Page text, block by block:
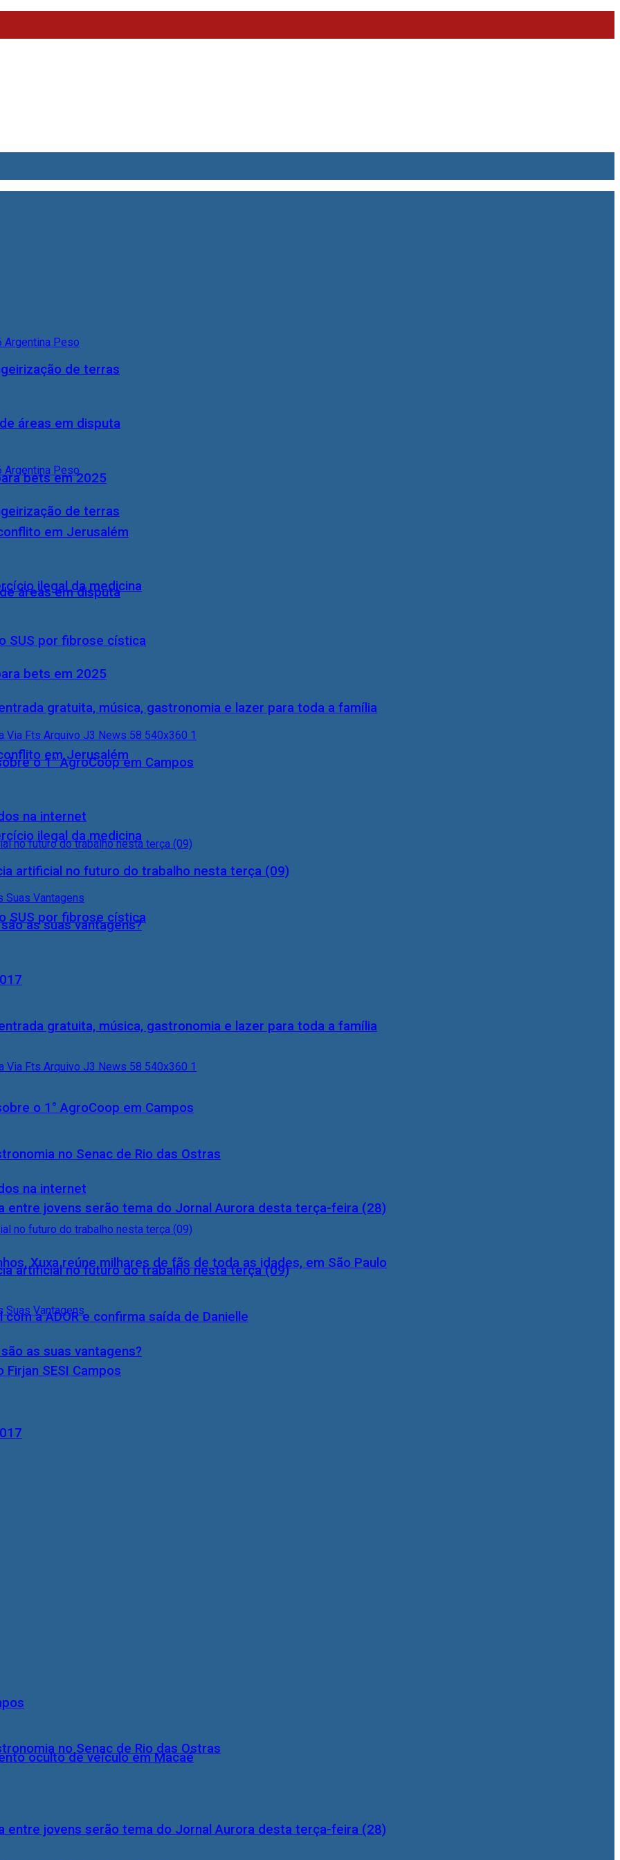
de terras
áreas em disputa
bets em 2025
em Jerusalém
ilegal da medicina
SUS por fibrose cística
gratuita, música, gastronomia e lazer para toda a família
o 1° AgroCoop em Campos
na internet
artificial no futuro do trabalho nesta terça (09)
as suas vantagens?
no Senac de Rio das Ostras
entre jovens serão tema do Jornal Aurora desta terça-feira (28)
de terras
áreas em disputa
bets em 2025
em Jerusalém
ilegal da medicina
SUS por fibrose cística
gratuita, música, gastronomia e lazer para toda a família
o 1° AgroCoop em Campos
na internet
artificial no futuro do trabalho nesta terça (09)
as suas vantagens?
no Senac de Rio das Ostras
entre jovens serão tema do Jornal Aurora desta terça-feira (28)
Xuxa reúne milhares de fãs de toda as idades, em São Paulo
a ADOR e confirma saída de Danielle
SESI Campos
oculto de veículo em Macaé